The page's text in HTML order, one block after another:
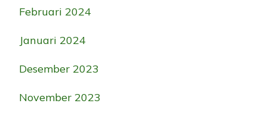
Februari 2024
Januari 2024
Desember 2023
November 2023